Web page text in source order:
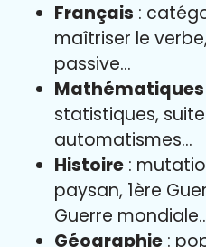
Français :
maîtriser le
passive…
Mathématiques
statistiques,
automatismes…
Histoire :
paysan, 1ère
Guerre
Géographie :